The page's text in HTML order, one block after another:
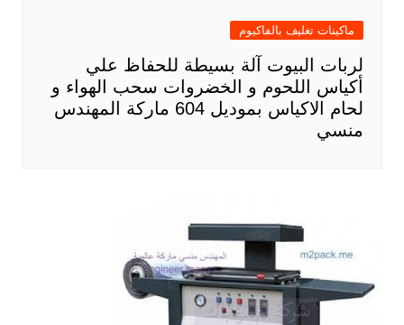
ماكينات تغليف بالفاكيوم
لربات البيوت آلة بسيطة للحفاظ علي
أكياس اللحوم و الخضروات سحب الهواء و
لحام الاكياس بموديل 604 ماركة المهندس
منسي